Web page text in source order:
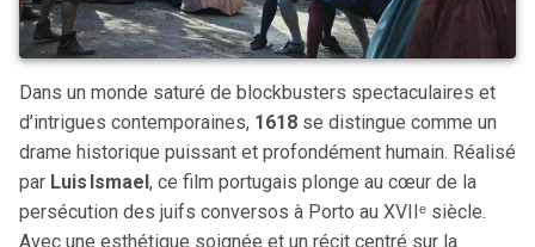
Dans un monde saturé de blockbusters spectaculaires et
d’intrigues contemporaines, 1618 se distingue comme un
drame historique puissant et profondément humain. Réalisé
par Luis Ismael , ce film portugais plonge au cœur de la
persécution des juifs conversos à Porto au XVIIᵉ siècle.
Avec une esthétique soignée et un récit centré sur la